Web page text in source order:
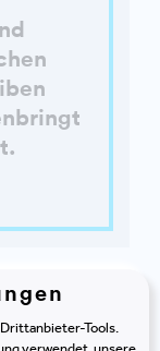
Tools.